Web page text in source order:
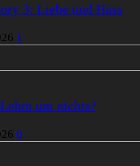
3: Liebe und Hass
1
um nichts?
0